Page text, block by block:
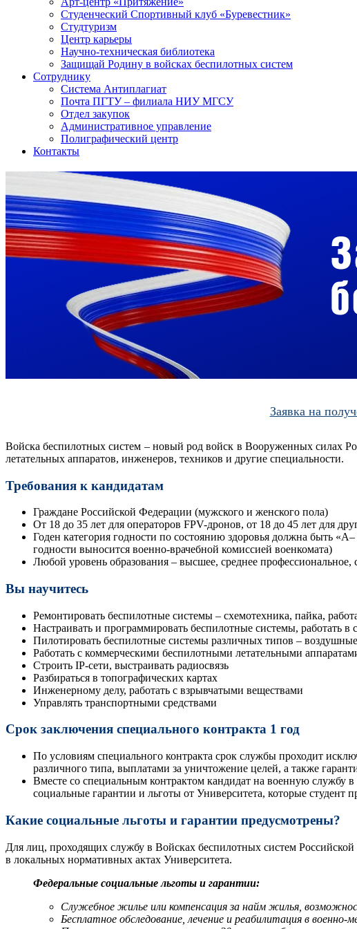
Студенческий Спортивный клуб «Буревестник»
Студтуризм
Центр карьеры
Научно-техническая библиотека
Защищай Родину в войсках беспилотных систем
Сотруднику
Система Антиплагиат
Почта ПГТУ – филиала НИУ МГСУ
Отдел закупок
Административное управление
Полиграфический центр
Контакты
Заявка на
Войска беспилотных систем – новый род войск в Вооруженных силах
летательных аппаратов, инженеров, техников и другие специальности.
Требования к кандидатам
Граждане Российской Федерации (мужского и женского пола)
От 18 до 35 лет для операторов FPV-дронов, от 18 до 45 лет для
Годен категория годности по состоянию здоровья должна быть
годности выносится военно-врачебной комиссией военкомата)
Любой уровень образования – высшее, среднее
Вы научитесь
Ремонтировать беспилотные системы – схемотехника, пайка,
Настраивать и программировать беспилотные системы,
Пилотировать беспилотные системы различных типов –
Работать с коммерческими беспилотными летательными
Строить IP-сети, выстраивать радиосвязь
Разбираться в топографических картах
Инженерному делу, работать с взрывчатыми веществами
Управлять транспортными средствами
Срок заключения специального контракта 1 год
По условиям специального контракта срок службы проходит
различного типа, выплатами за уничтожение целей, а также
Вместе со специальным контрактом кандидат на военную службу
социальные гарантии и льготы от Университета, которые студент
Какие социальные льготы и гарантии предусмотрены?
Для лиц, проходящих службу в Войсках беспилотных систем
в локальных нормативных актах Университета.
Федеральные социальные льготы и гарантии:
Служебное жилье или компенсация за найм жилья,
Бесплатное обследование, лечение и реабилитация в